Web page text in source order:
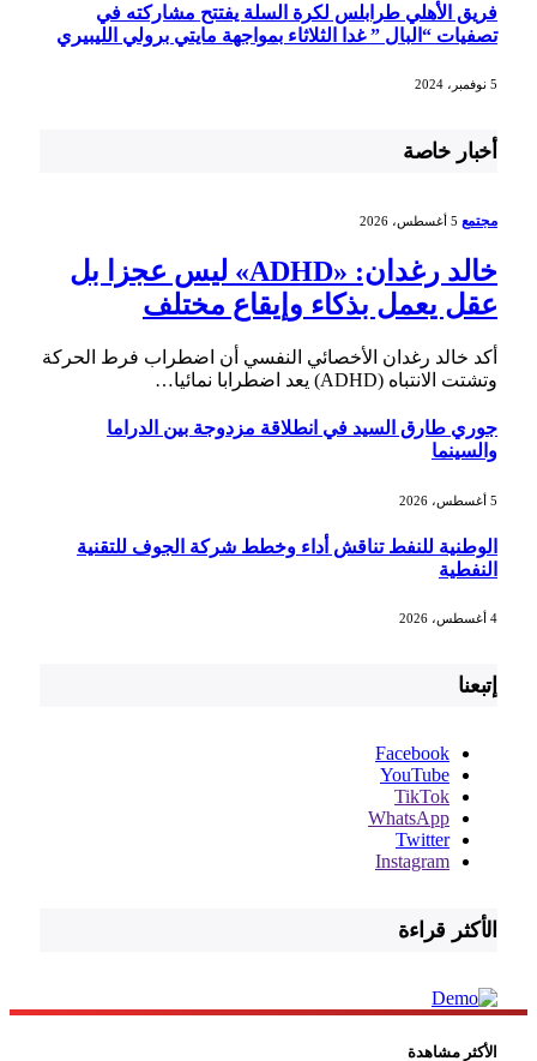
فريق الأهلي طرابلس لكرة السلة يفتتح مشاركته في
تصفيات “البال ” غدا الثلاثاء بمواجهة مايتي برولي الليبيري
أخبار خاصة
مجتمع 5 أغسطس، 2026
خالد رغدان: «ADHD» ليس عجزا بل
عقل يعمل بذكاء وإيقاع مختلف
أكد خالد رغدان الأخصائي النفسي أن اضطراب فرط الحركة
وتشتت الانتباه (ADHD) يعد اضطرابا نمائيا…
جوري طارق السيد في انطلاقة مزدوجة بين الدراما
والسينما
الوطنية للنفط تناقش أداء وخطط شركة الجوف للتقنية
النفطية
إتبعنا
Facebook
YouTube
TikTok
WhatsApp
Twitter
Instagram
الأكثر قراءة
الأكثر مشاهدة